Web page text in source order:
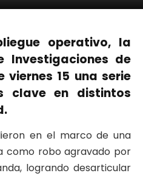
operativo, la
Investigaciones de
viernes 15 una serie
clave en distintos
en el marco de una
como robo agravado por
logrando desarticular